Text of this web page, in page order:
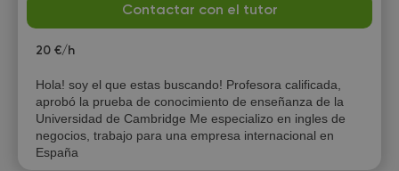
Contactar con el tutor
20 €/h
Hola! soy el que estas buscando! Profesora calificada,
aprobó la prueba de conocimiento de enseñanza de la
Universidad de Cambridge Me especializo en ingles de
negocios, trabajo para una empresa internacional en
España
10
Tu
11
We
12
13
19:00
19:30
20:00
18:00
18:30
19:00
17:00
17:30